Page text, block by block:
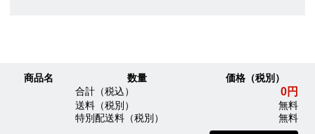
商品名 数量
価格（税別）
合計（税込）
0円
送料（税別）
無料
特別配送料（税別）
無料